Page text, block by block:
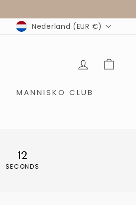
MUNTEENHEID
Nederland (EUR €)
MANNISKO CLUB
12
SECONDS